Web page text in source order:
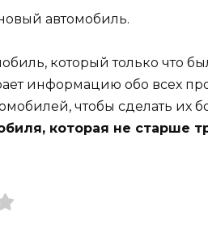
автомобиль.
который только что
информацию обо всех
чтобы сделать их
которая не старше